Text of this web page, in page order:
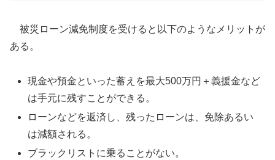
被災ローン減免制度を受けると以下のようなメリットが
ある。
現金や預金といった蓄えを最大500万円＋義援金など
は手元に残すことができる。
ローンなどを返済し、残ったローンは、免除あるい
は減額される。
ブラックリストに乗ることがない。